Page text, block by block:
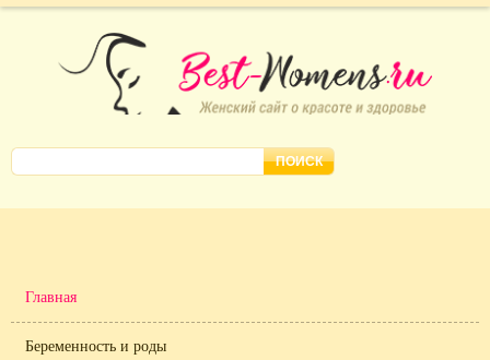
Главная
Беременность и роды